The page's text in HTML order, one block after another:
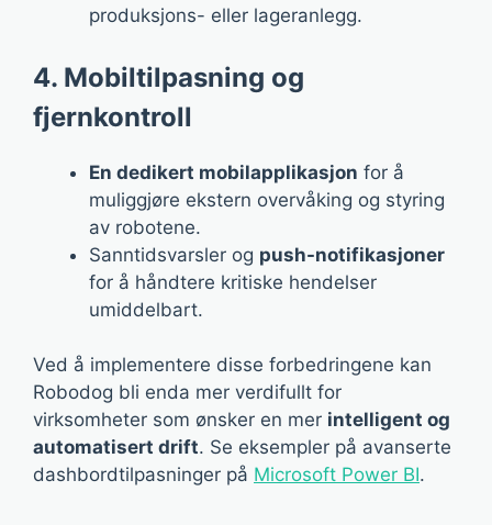
produksjons- eller lageranlegg.
4. Mobiltilpasning og
fjernkontroll
En dedikert mobilapplikasjon for å
muliggjøre ekstern overvåking og styring
av robotene.
Sanntidsvarsler og push-notifikasjoner
for å håndtere kritiske hendelser
umiddelbart.
Ved å implementere disse forbedringene kan
Robodog bli enda mer verdifullt for
virksomheter som ønsker en mer intelligent og
automatisert drift. Se eksempler på avanserte
dashbordtilpasninger på Microsoft Power BI.